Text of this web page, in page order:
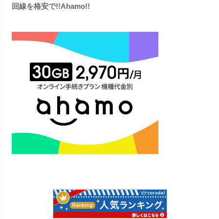
回線を格安で!!Ahamo!!